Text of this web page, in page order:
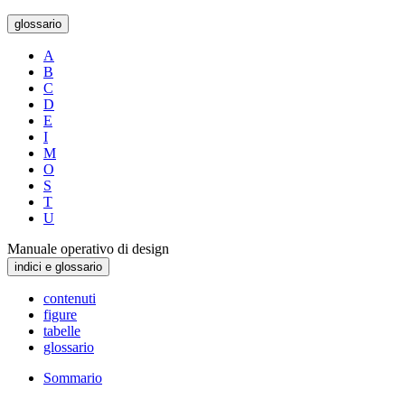
glossario
A
B
C
D
E
I
M
O
S
T
U
Manuale operativo di design
indici e glossario
contenuti
figure
tabelle
glossario
Sommario